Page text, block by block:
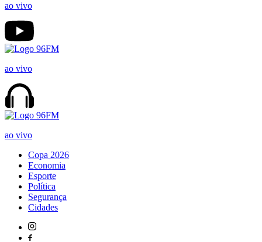
ao vivo
ao vivo
ao vivo
Copa 2026
Economia
Esporte
Política
Segurança
Cidades